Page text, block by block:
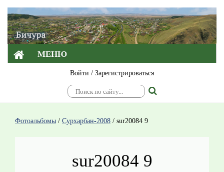
МЕНЮ
Войти / Зарегистрироваться
Фотоальбомы / Сурхарбан-2008 / sur20084 9
sur20084 9